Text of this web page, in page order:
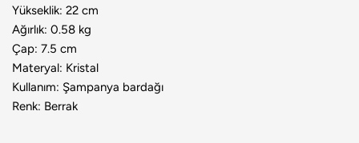
Yükseklik: 22 cm
Ağırlık: 0.58 kg
Çap: 7.5 cm
Materyal: Kristal
Kullanım: Şampanya bardağı
Renk: Berrak